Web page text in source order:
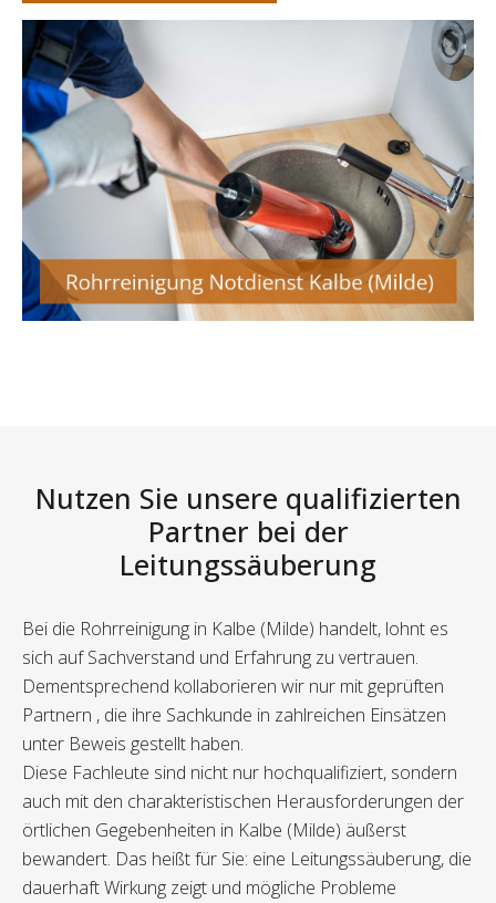
Nutzen Sie unsere qualifizierten
Partner bei der
Leitungssäuberung
Bei die Rohrreinigung in Kalbe (Milde) handelt, lohnt es
sich auf Sachverstand und Erfahrung zu vertrauen.
Dementsprechend kollaborieren wir nur mit geprüften
Partnern , die ihre Sachkunde in zahlreichen Einsätzen
unter Beweis gestellt haben.
Diese Fachleute sind nicht nur hochqualifiziert, sondern
auch mit den charakteristischen Herausforderungen der
örtlichen Gegebenheiten in Kalbe (Milde) äußerst
bewandert. Das heißt für Sie: eine Leitungssäuberung, die
dauerhaft Wirkung zeigt und mögliche Probleme